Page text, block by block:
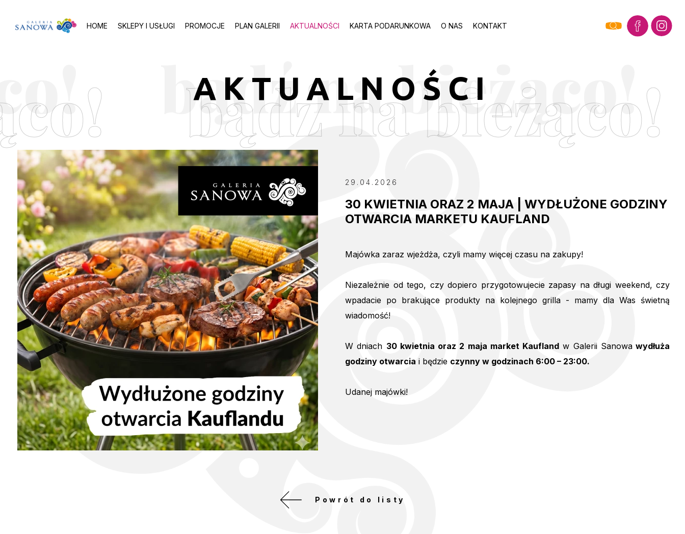
HOME SKLEPY I USŁUGI PROMOCJE PLAN GALERII AKTUALNOŚCI KARTA PODARUNKOWA O NAS KONTAKT
AKTUALNOŚCI
bądź na bieżąco!
29.04.2026
30 KWIETNIA ORAZ 2 MAJA | WYDŁUŻONE GODZINY
OTWARCIA MARKETU KAUFLAND
Majówka zaraz wjeżdża, czyli mamy więcej czasu na zakupy!
Niezależnie od tego, czy dopiero przygotowujecie zapasy na długi weekend, czy
wpadacie po brakujące produkty na kolejnego grilla - mamy dla Was świetną
wiadomość!
W dniach 30 kwietnia oraz 2 maja market Kaufland w Galerii Sanowawydłuża
godziny otwarcia i będzie czynny w godzinach 6:00 – 23:00.
Udanej majówki!
Powrót do listy